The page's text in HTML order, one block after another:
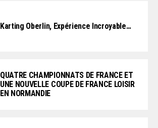
Karting Oberlin, Expérience Incroyable…
QUATRE CHAMPIONNATS DE FRANCE ET
UNE NOUVELLE COUPE DE FRANCE LOISIR
EN NORMANDIE